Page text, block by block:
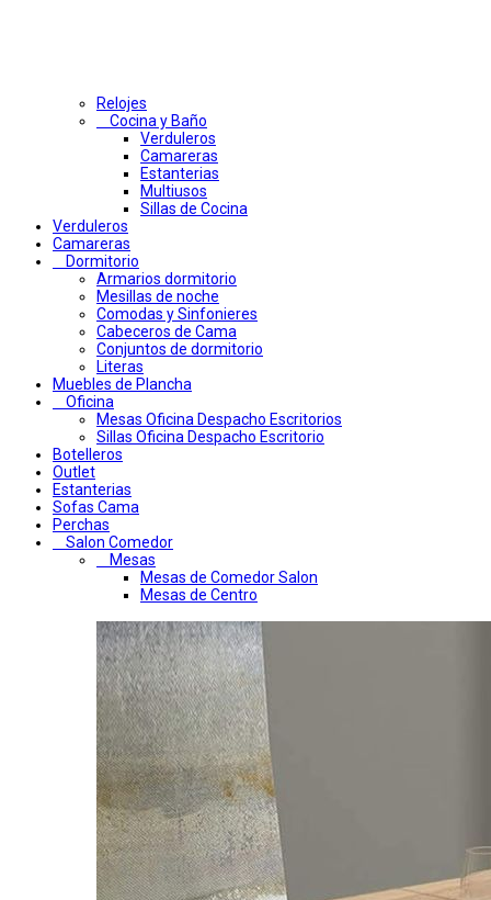
Relojes
Cocina y Baño
Verduleros
Camareras
Estanterias
Multiusos
Sillas de Cocina
Verduleros
Camareras
Dormitorio
Armarios dormitorio
Mesillas de noche
Comodas y Sinfonieres
Cabeceros de Cama
Conjuntos de dormitorio
Literas
Muebles de Plancha
Oficina
Mesas Oficina Despacho Escritorios
Sillas Oficina Despacho Escritorio
Botelleros
Outlet
Estanterias
Sofas Cama
Perchas
Salon Comedor
Mesas
Mesas de Comedor Salon
Mesas de Centro